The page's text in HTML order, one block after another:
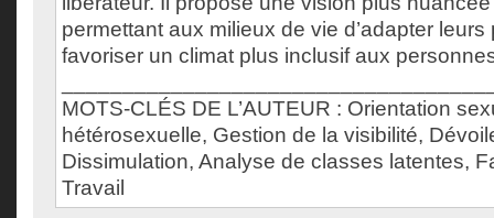
permettant aux milieux de vie d’adapter
favoriser un climat plus inclusif aux
MOTS-CLÉS DE L’AUTEUR : Orientation
hétérosexuelle, Gestion de la visibilité,
Dissimulation, Analyse de classes latentes,
Travail